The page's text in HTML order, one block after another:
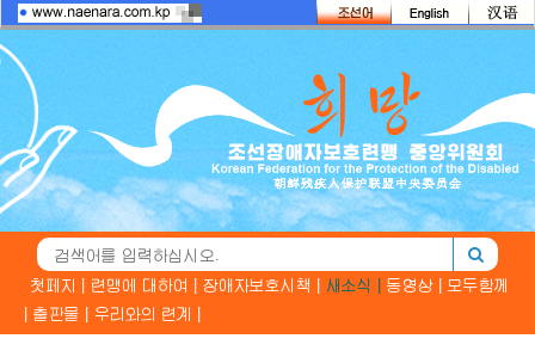
첫페지 | 련맹에 대하여 | 장애자보호시책 | 새소식 | 동영상 |
모두함께
출판물 | 우리와의 련계 |